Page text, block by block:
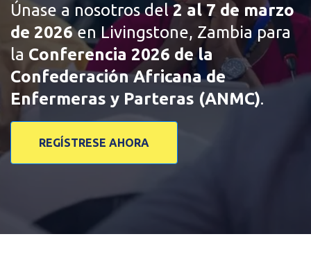
Únase a nosotros del2 al 7 de marzo
de 2026en Livingstone, Zambia para
la Conferencia 2026 de la
Confederación Africana de
Enfermeras y Parteras (ANMC).
REGÍSTRESE AHORA